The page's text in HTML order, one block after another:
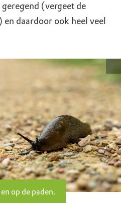
(vergeet de
daardoor ook heel veel
op de paden.